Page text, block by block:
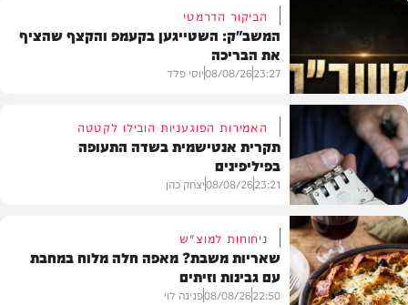
המשב"ק
הביקור הדרמטי
המשב"ק: השטייגען בקעמפ והקצף שהציף
את הבריכה
23:27
08/08/26יוסי פלד
חדשות
האמירות הפוגעניות הובילו לקטטה
תקרית אנטישמית בשדה התעופה
בפיליפינים
23:21
08/08/26יצחק כהן
ניחוחות למוצ"ש
שאריות משבת? מאפה חלה מלוח במחבת
עם גבינות וזיתים
22:50
08/08/26פנינה לוי